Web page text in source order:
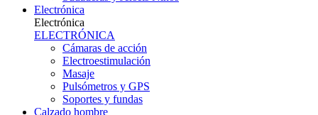
Electrónica
Electrónica
ELECTRÓNICA
Cámaras de acción
Electroestimulación
Masaje
Pulsómetros y GPS
Soportes y fundas
Calzado hombre